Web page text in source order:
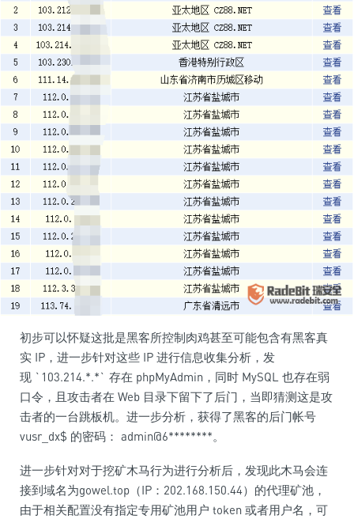
初步可以怀疑这批是黑客所控制肉鸡甚至可能包含有黑客真
实 IP，进一步针对这些 IP 进行信息收集分析，发
现 `103.214.*.*` 存在 phpMyAdmin，同时 MySQL 也存在弱
口令，且攻击者在 Web 目录下留下了后门，当即猜测这是攻
击者的一台跳板机。进一步分析，获得了黑客的后门帐号
vusr_dx$ 的密码： admin@6********。
进一步针对对于挖矿木马行为进行分析后，发现此木马会连
接到域名为gowel.top（IP：202.168.150.44）的代理矿池，
由于相关配置没有指定专用矿池用户 token 或者用户名，可